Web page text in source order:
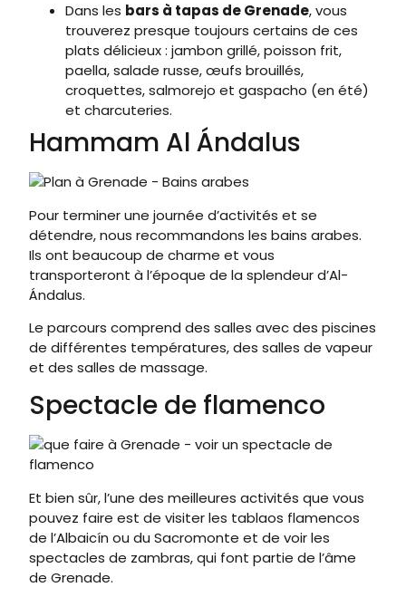
Dans les bars à tapas de Grenade, vous
trouverez presque toujours certains de ces
plats délicieux : jambon grillé, poisson frit,
paella, salade russe, œufs brouillés,
croquettes, salmorejo et gaspacho (en été)
et charcuteries.
Hammam Al Ándalus
Pour terminer une journée d’activités et se
détendre, nous recommandons les bains arabes.
Ils ont beaucoup de charme et vous
transporteront à l’époque de la splendeur d’Al-
Ándalus.
Le parcours comprend des salles avec des piscines
de différentes températures, des salles de vapeur
et des salles de massage.
Spectacle de flamenco
Et bien sûr, l’une des meilleures activités que vous
pouvez faire est de visiter les tablaos flamencos
de l’Albaicín ou du Sacromonte et de voir les
spectacles de zambras, qui font partie de l’âme
de Grenade.